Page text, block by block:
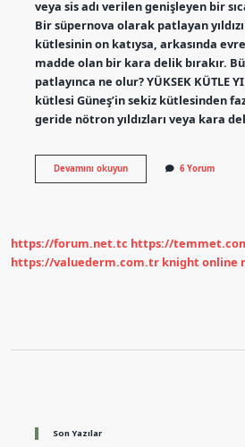
veya sis adı verilen genişleyen bir
Bir süpernova olarak patlayan
kütlesinin on katıysa, arkasında
madde olan bir kara delik bırakır.
patlayınca ne olur? YÜKSEK KÜTLE
kütlesi Güneş’in sekiz kütlesinden
geride nötron yıldızları veya kara
Devamını okuyunYıldız
Patlayınca
6 Yorum
https://forum.net.tc https://
https://valuederm.com.tr knight online
Son Yazılar